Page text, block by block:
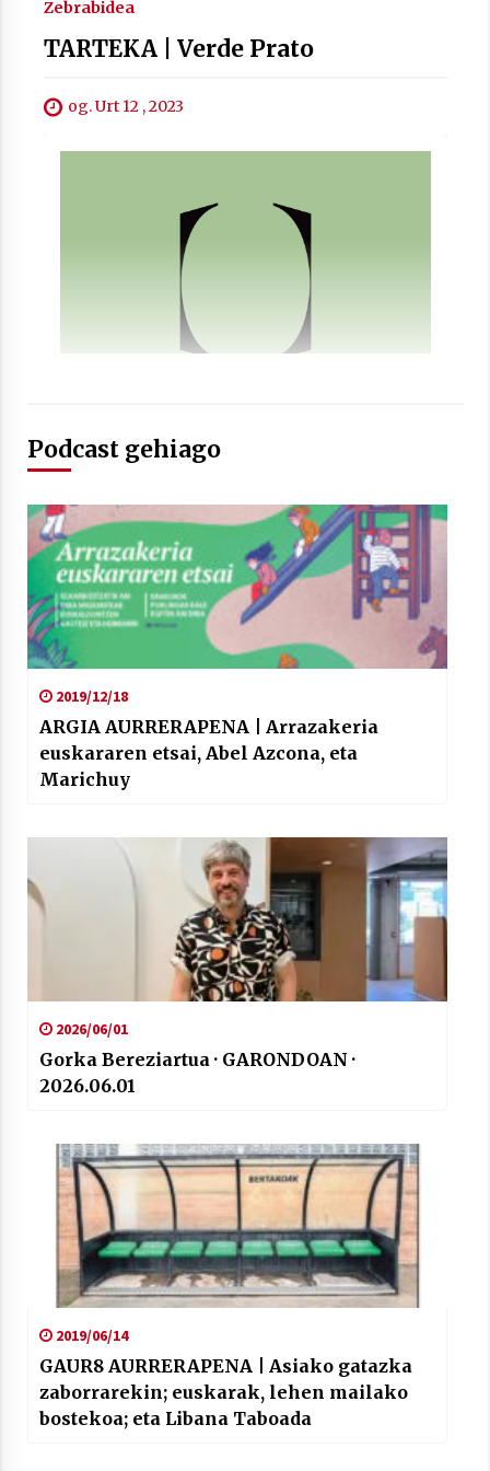
Hala Bedi irratiko Hizpidea saioan
Arrosaren 20 urteez
2021/07/03
Zebrabidearen denboraldi amaiera
EHZtik
Arrosaren laburpen bideoa Hamaika
Zebrabidea
TARTEKA | Verde Prato
og. Urt 12 , 2023
Podcast gehiago
2019/12/18
ARGIA AURRERAPENA | Arrazakeria
euskararen etsai, Abel Azcona, eta
Marichuy
2026/06/01
Gorka Bereziartua · GARONDOAN ·
2026.06.01
2019/06/14
GAUR8 AURRERAPENA | Asiako gatazka
zaborrarekin; euskarak, lehen mailako
bostekoa; eta Libana Taboada